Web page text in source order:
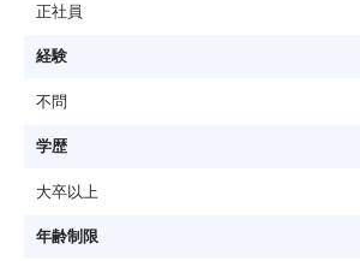
正社員
経験
不問
学歴
大卒以上
年齢制限